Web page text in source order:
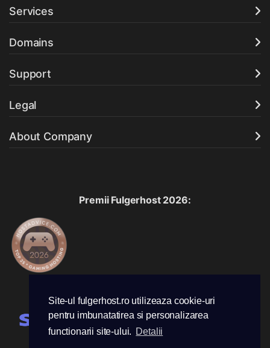
Site-ul fulgerhost.ro utilizeaza cookie-uri
pentru imbunatatirea si personalizarea
functionarii site-ului. Detalii
Services
Domains
Support
Legal
About Company
Premii Fulgerhost 2026: